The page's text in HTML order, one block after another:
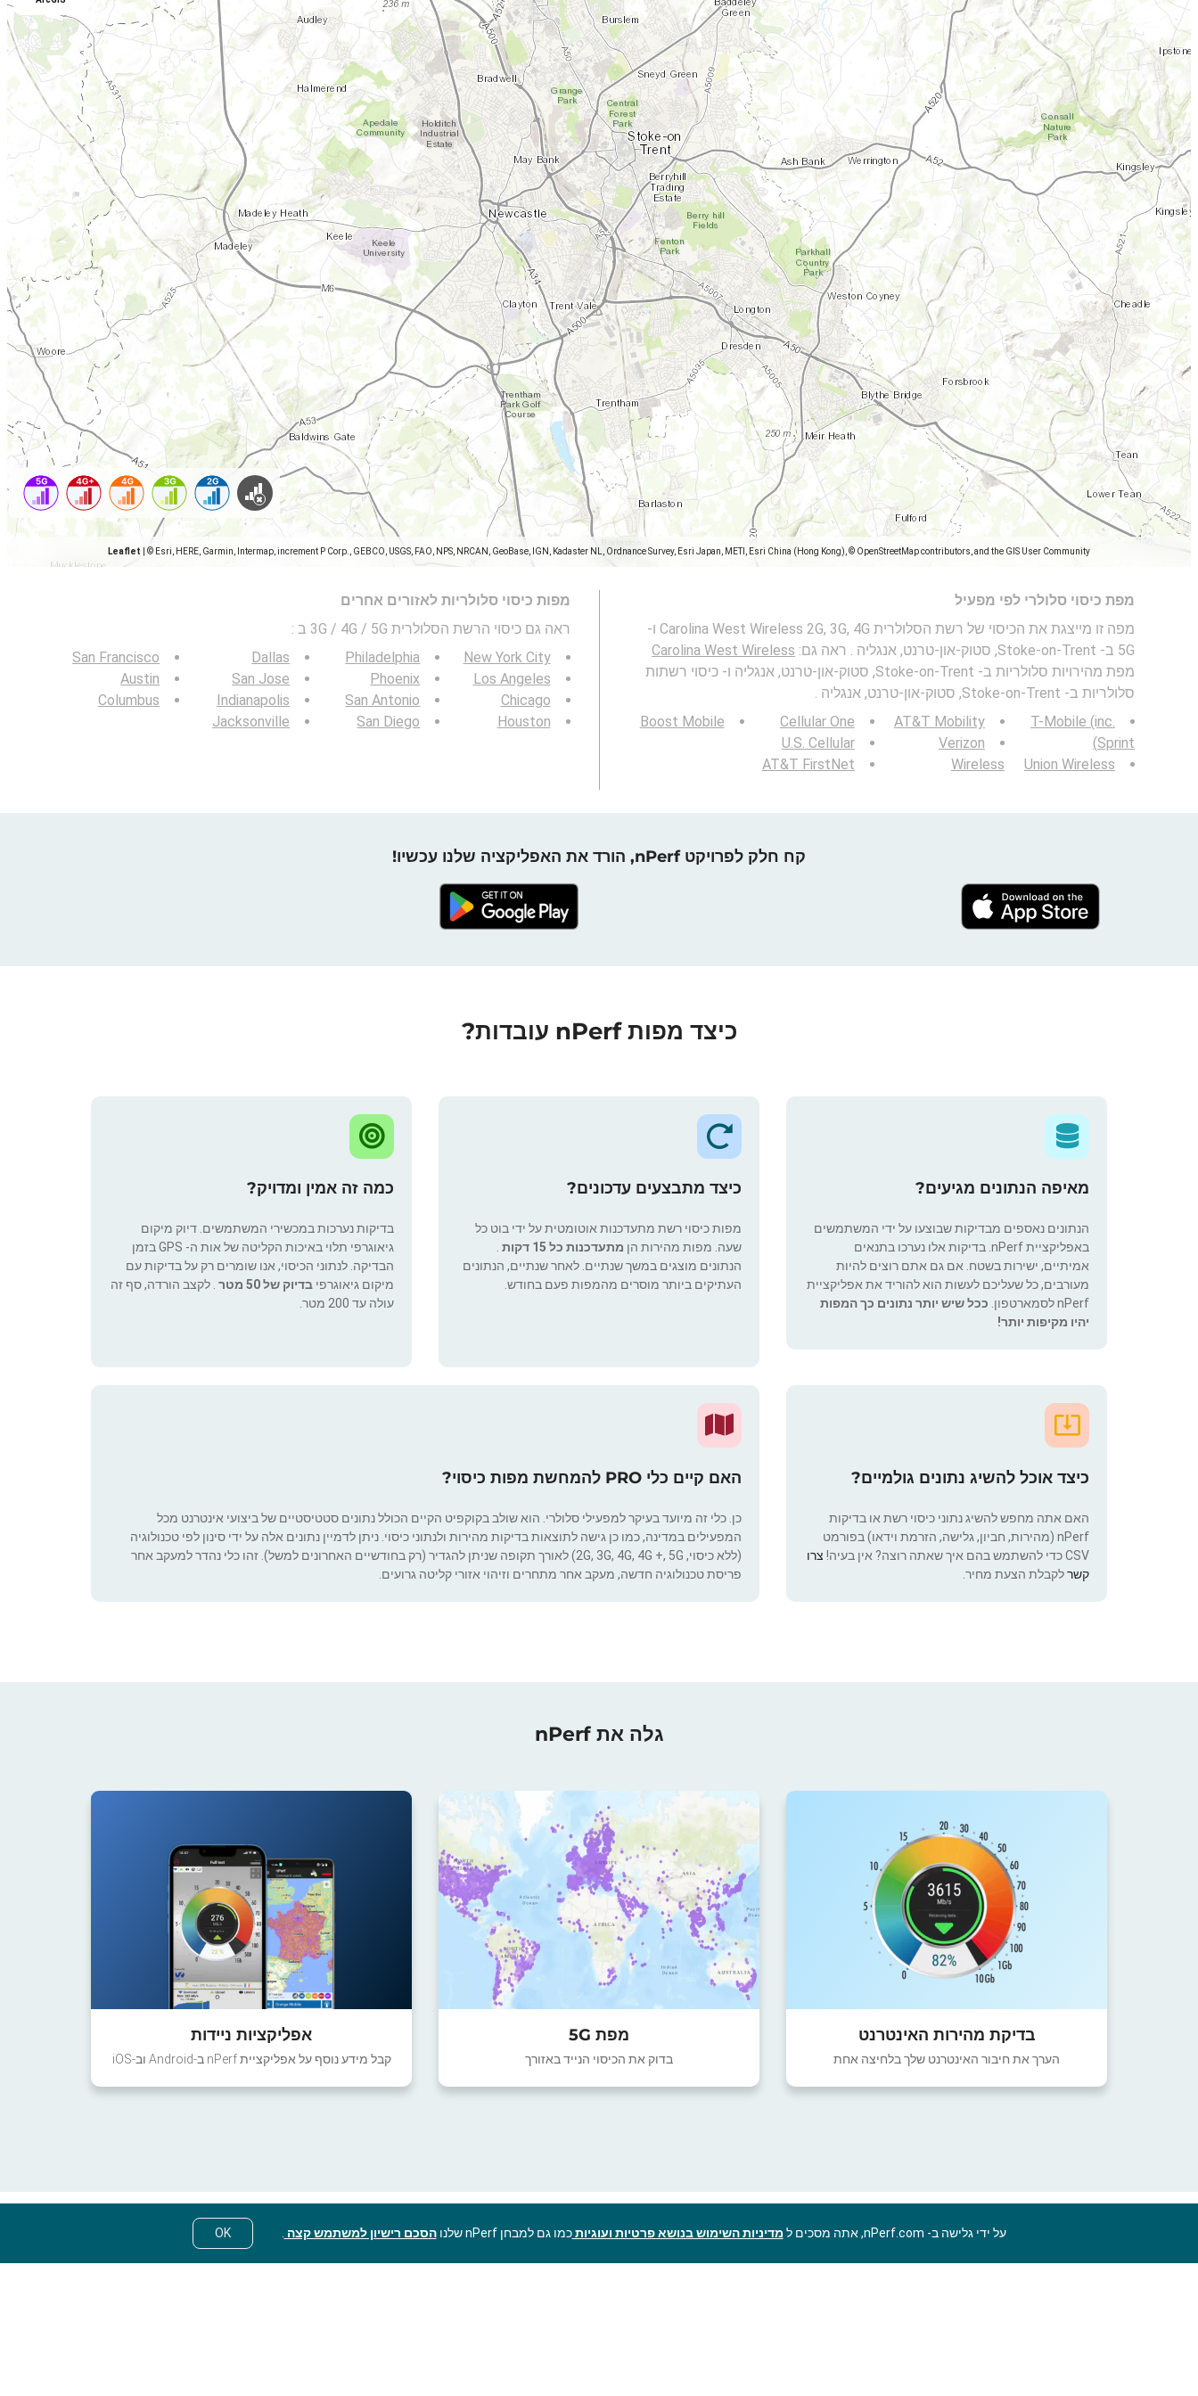
Leaflet © Esri, HERE, Garmin, Intermap, increment P Corp., GEBCO, USGS, FAO, NPS, NRCAN, GeoBase, IGN, Kadaster NL, Ordnance Survey, Esri Japan, METI, Esri China (Hong Kong), © OpenStreetMap contributors, and the GIS User Community
מפת כיסוי סלולרי לפי מפעיל
מפה זו מייצגת את הכיסוי של רשת הסלולרית Carolina West Wireless 2G, 3G, 4G ו-
5G ב- Stoke-on-Trent, סטוק-און-טרנט, אנגליה . ראה גם:
Carolina West Wireless
מפת מהירויות סלולריות ב- Stoke-on-Trent, סטוק-און-טרנט, אנגליה ו- כיסוי רשתות
סלולריות ב- Stoke-on-Trent, סטוק-און-טרנט, אנגליה .
T-Mobile (inc.
Sprint)
Union Wireless
AT&T Mobility
Verizon
Wireless
Cellular One
U.S. Cellular
AT&T FirstNet
Boost Mobile
מפות כיסוי סלולריות לאזורים אחרים
ראה גם כיסוי הרשת הסלולרית 3G / 4G / 5G ב
:
New York City
Los Angeles
Chicago
Houston
Philadelphia
Phoenix
San Antonio
San Diego
Dallas
San Jose
Indianapolis
Jacksonville
San Francisco
Austin
Columbus
קח חלק לפרויקט nPerf, הורד את האפליקציה שלנו עכשיו!
כיצד מפות nPerf עובדות?
מאיפה הנתונים מגיעים?
הנתונים נאספים מבדיקות שבוצעו על ידי המשתמשים
באפליקציית nPerf. בדיקות אלו נערכו בתנאים
אמיתיים, ישירות בשטח. אם גם אתם רוצים להיות
מעורבים, כל שעליכם לעשות הוא להוריד את אפליקציית
nPerf לסמארטפון.
ככל שיש יותר נתונים כך המפות
יהיו מקיפות יותר!
כיצד מתבצעים עדכונים?
מפות כיסוי רשת מתעדכנות אוטומטית על ידי בוט כל
שעה. מפות מהירות הן מתעדכנות כל 15 דקות
הנתונים מוצגים במשך שנתיים. לאחר שנתיים, הנתונים
העתיקים ביותר מוסרים מהמפות פעם בחודש.
כמה זה אמין ומדויק?
בדיקות נערכות במכשירי המשתמשים. דיוק מיקום
גיאוגרפי תלוי באיכות הקליטה של אות ה- GPS בזמן
הבדיקה. לנתוני הכיסוי, אנו שומרים רק על בדיקות עם
מיקום גיאוגרפי בדיוק של 50 מטר
. לקצב הורדה, סף זה
עולה עד 200 מטר.
כיצד אוכל להשיג נתונים גולמיים?
האם אתה מחפש להשיג נתוני כיסוי רשת או בדיקות
nPerf (מהירות, חביון, גלישה, הזרמת וידאו) בפורמט
CSV כדי להשתמש בהם איך שאתה רוצה? אין בעיה!
צרו
קשרלקבלת הצעת מחיר.
האם קיים כלי PRO להמחשת מפות כיסוי?
כן. כלי זה מיועד בעיקר למפעילי סלולרי. הוא שולב בקוקפיט הקיים הכולל נתונים סטטיסטיים של ביצועי אינטרנט מכל
המפעילים במדינה, כמו כן גישה לתוצאות בדיקות מהירות ולנתוני כיסוי. ניתן לדמיין נתונים אלה על ידי סינון לפי טכנולוגיה
(ללא כיסוי, 2G, 3G, 4G, 4G +, 5G) לאורך תקופה שניתן להגדיר (רק בחודשיים האחרונים למשל). זהו כלי נהדר למעקב אחר
פריסת טכנולוגיה חדשה, מעקב אחר מתחרים וזיהוי אזורי קליטה גרועים.
גלה את nPerf
בדיקת מהירות האינטרנט
הערך את חיבור האינטרנט שלך בלחיצה אחת
מפת 5G
בדוק את הכיסוי הנייד באזורך
אפליקציות ניידות
קבל מידע נוסף על אפליקציית nPerf ב-Android וב-iOS
על ידי גלישה ב- nPerf.com, אתה מסכים ל מדיניות השימוש בנושא פרטיות ועוגיותכמו גם למבחן nPerf שלנו הסכם רישיון למשתמש קצה OK